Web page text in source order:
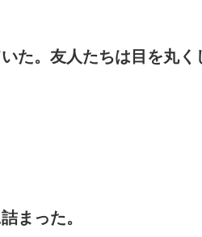
た。友人たちは目を丸く
まった。